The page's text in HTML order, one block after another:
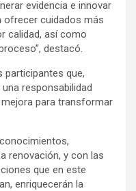
evidencia e innovar
ofrecer cuidados más
calidad, así como
destacó.
que,
responsabilidad
para transformar
renovación, y con las
que en este
enriquecerán la